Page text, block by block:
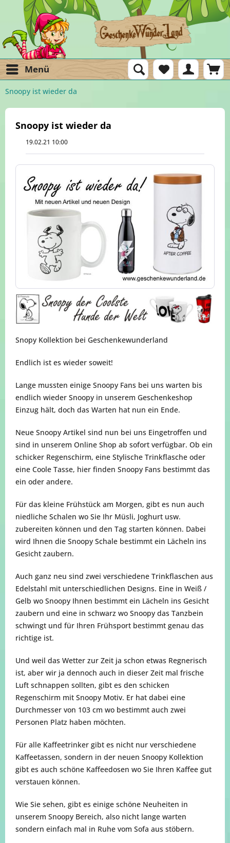
Menü
Snoopy ist wieder da
Snoopy ist wieder da
19.02.21 10:00
Snopy Kollektion bei Geschenkewunderland
Endlich ist es wieder soweit!
Lange mussten einige Snoopy Fans bei uns warten bis
endlich wieder Snoopy in unserem Geschenkeshop
Einzug hält, doch das Warten hat nun ein Ende.
Neue Snoopy Artikel sind nun bei uns Eingetroffen und
sind in unserem Online Shop ab sofort verfügbar. Ob ein
schicker Regenschirm, eine Stylische Trinkflasche oder
eine Coole Tasse, hier finden Snoopy Fans bestimmt das
ein oder andere.
Für das kleine Frühstück am Morgen, gibt es nun auch
niedliche Schalen wo Sie Ihr Müsli, Joghurt usw.
zubereiten können und den Tag starten können. Dabei
wird Ihnen die Snoopy Schale bestimmt ein Lächeln ins
Gesicht zaubern.
Auch ganz neu sind zwei verschiedene Trinkflaschen aus
Edelstahl mit unterschiedlichen Designs. Eine in Weiß /
Gelb wo Snoopy Ihnen bestimmt ein Lächeln ins Gesicht
zaubern und eine in schwarz wo Snoopy das Tanzbein
schwingt und für Ihren Frühsport bestimmt genau das
richtige ist.
Und weil das Wetter zur Zeit ja schon etwas Regnerisch
ist, aber wir ja dennoch auch in dieser Zeit mal frische
Luft schnappen sollten, gibt es den schicken
Regenschirm mit Snoopy Motiv. Er hat dabei eine
Durchmesser von 103 cm wo bestimmt auch zwei
Personen Platz haben möchten.
Für alle Kaffeetrinker gibt es nicht nur verschiedene
Kaffeetassen, sondern in der neuen Snoopy Kollektion
gibt es auch schöne Kaffeedosen wo Sie Ihren Kaffee gut
verstauen können.
Wie Sie sehen, gibt es einige schöne Neuheiten in
unserem Snoopy Bereich, also nicht lange warten
sondern einfach mal in Ruhe vom Sofa aus stöbern.